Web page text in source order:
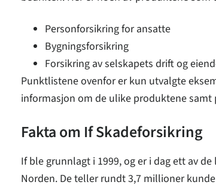
Personforsikring for ansatte
Bygningsforsikring
Forsikring av selskapets drift og
Punktlistene ovenfor er kun utvalgte
informasjon om de ulike produktene samt
Fakta om If Skadeforsikring
If ble grunnlagt i 1999, og er i dag ett av
Norden. De teller rundt 3,7 millioner